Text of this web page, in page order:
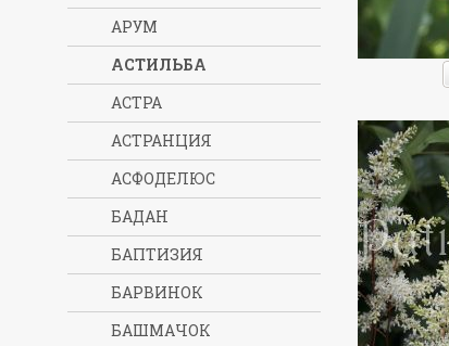
АРУМ
АСТИЛЬБА
АСТРА
АСТРАНЦИЯ
АСФОДЕЛЮС
БАДАН
БАПТИЗИЯ
БАРВИНОК
БАШМАЧОК